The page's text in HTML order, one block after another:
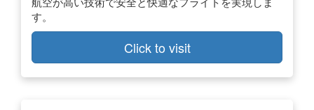
す。
Click to visit